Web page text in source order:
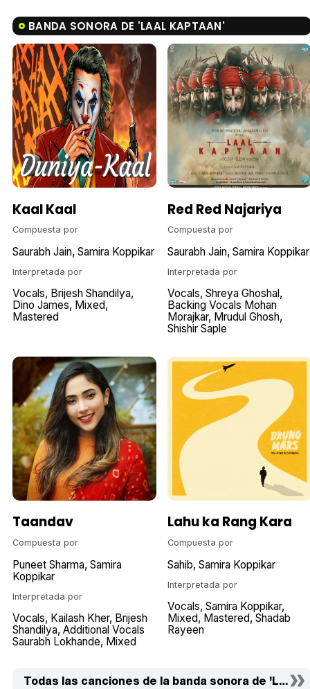
BANDA SONORA DE 'LAAL KAPTAAN'
Kaal Kaal
Compuesta por
Saurabh Jain Samira Koppikar
Interpretada por
Vocals
Brijesh Shandilya
Dino James
Mixed
Mastered
Red Red Najariya
Compuesta por
Saurabh Jain Samira Koppikar
Interpretada por
Vocals Shreya Ghoshal
Backing Vocals Mohan
Morajkar Mrudul Ghosh
Shishir Saple
Taandav
Compuesta por
Puneet Sharma Samira
Koppikar
Interpretada por
Vocals Kailash Kher Brijesh
Shandilya Additional Vocals
Saurabh Lokhande Mixed
Lahu ka Rang Kara
Compuesta por
Sahib Samira Koppikar
Interpretada por
Vocals Samira Koppikar
Mixed Mastered Shadab
Rayeen
Todas las canciones de la banda sonora de 'Laal